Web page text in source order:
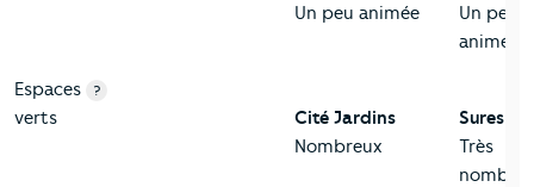
Un peu animée
Un peu
animée
Espaces
verts
?
Cité Jardins
Nombreux
Suresnes
Très